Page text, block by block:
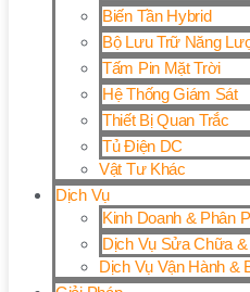
Biến Tần Hybrid
Bộ Lưu Trữ Năng
Tấm Pin Mặt Trời
Hệ Thống Giám Sát
Thiết Bị Quan Trắc
Tủ Điện DC
Vật Tư Khác
Dịch Vụ
Kinh Doanh & Phân
Dịch Vụ Sửa Chữa
Dịch Vụ Vận Hành &